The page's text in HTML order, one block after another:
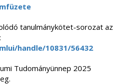
tanulmánykötet-sorozat az
handle/10831/56432
Tudományünnep 2025